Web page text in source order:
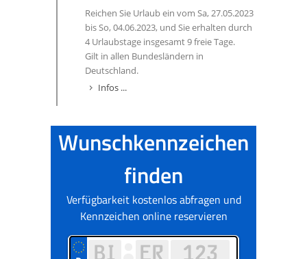
Reichen Sie Urlaub ein vom Sa, 27.05.2023
bis So, 04.06.2023, und Sie erhalten durch
4 Urlaubstage insgesamt 9 freie Tage.
Gilt in allen Bundesländern in
Deutschland.
Infos ...